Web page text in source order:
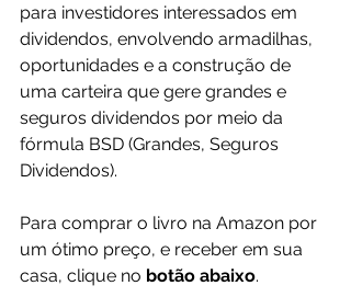
para investidores interessados em
dividendos, envolvendo armadilhas,
oportunidades e a construção de
uma carteira que gere grandes e
seguros dividendos por meio da
fórmula BSD (Grandes, Seguros
Dividendos).
Para comprar o livro na Amazon por
um ótimo preço, e receber em sua
casa, clique no botão abaixo.